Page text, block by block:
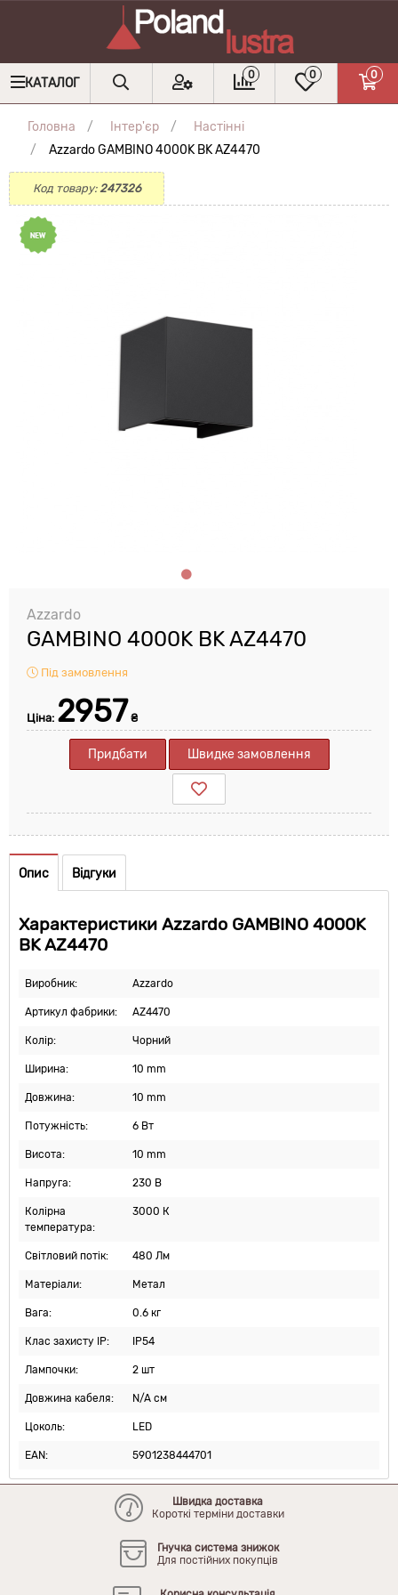
КАТАЛОГ
0 0 0
Головна Інтер'єр
Настінні
Azzardo GAMBINO 4000K BK AZ4470
Код товару:247326
Azzardo
GAMBINO 4000K BK AZ4470
Під замовлення
Ціна: 2957 ₴
Придбати Швидке замовлення
Опис Відгуки
Характеристики Azzardo GAMBINO 4000K
BK AZ4470
Виробник: Azzardo
Артикул фабрики: AZ4470
Колір: Чорний
Ширина: 10 mm
Довжина: 10 mm
Потужність: 6 Вт
Висота: 10 mm
Напруга: 230 В
Колірна
температура:
3000 К
Світловий потік: 480 Лм
Матеріали: Метал
Вага: 0.6 кг
Клас захисту IP: IP54
Лампочки: 2 шт
Довжина кабеля: N/A см
Цоколь: LED
EAN: 5901238444701
Швидка доставка
Короткі терміни доставки
Гнучка система знижок
Для постійних покупців